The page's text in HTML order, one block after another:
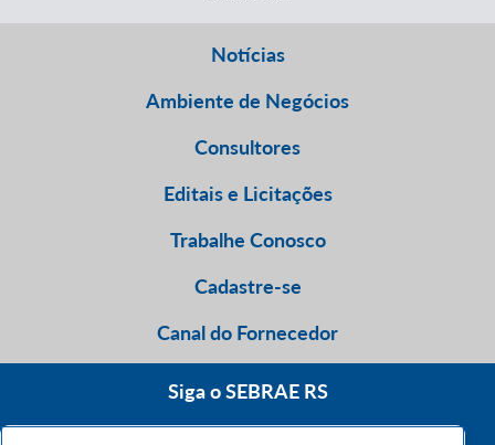
Notícias
Ambiente de Negócios
Consultores
Editais e Licitações
Trabalhe Conosco
Cadastre-se
Canal do Fornecedor
Siga o SEBRAE RS